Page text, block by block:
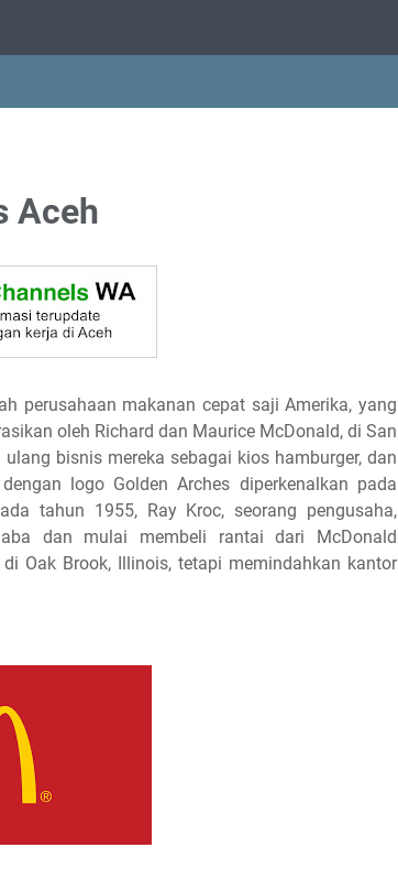
Aceh
perusahaan makanan cepat saji Amerika, yang
oleh Richard dan Maurice McDonald, di San
bisnis mereka sebagai kios hamburger, dan
logo Golden Arches diperkenalkan pada
tahun 1955, Ray Kroc, seorang pengusaha,
dan mulai membeli rantai dari McDonald
Oak Brook, Illinois, tetapi memindahkan kantor